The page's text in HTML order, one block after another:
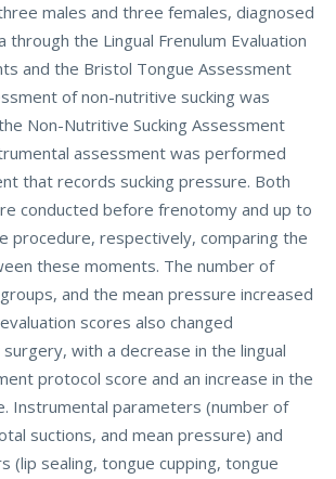
males and three females, diagnosed
through the Lingual Frenulum Evaluation
and the Bristol Tongue Assessment
of non-nutritive sucking was
Non-Nutritive Sucking Assessment
assessment was performed
that records sucking pressure. Both
conducted before frenotomy and up to
procedure, respectively, comparing the
these moments. The number of
and the mean pressure increased
scores also changed
with a decrease in the lingual
protocol score and an increase in the
Instrumental parameters (number of
suctions, and mean pressure) and
(lip sealing, tongue cupping, tongue